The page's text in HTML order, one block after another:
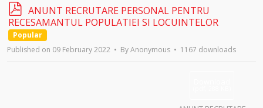
p
d
f
ANUNT RECRUTARE PERSONAL PENTRU
RECESAMANTUL POPULATIEI SI LOCUINTELOR
Popular
Published on 09 February 2022
ByAnonymous 1167 downloads